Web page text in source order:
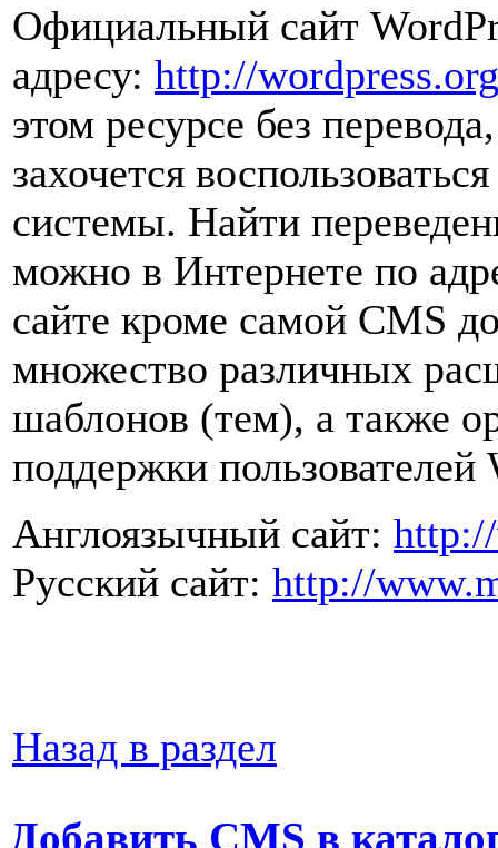
Официальный сайт
адресу: http://wordpress.org
этом ресурсе без
захочется
системы. Найти
можно в Интернете по
сайте кроме самой CMS
множество различных
шаблонов (тем), а также
поддержки пользователей
Англоязычный сайт:
Русский сайт: http://
Назад в раздел
Добавить CMS в